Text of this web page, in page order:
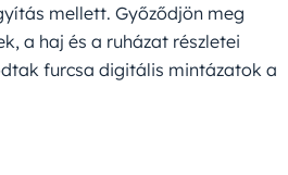
mellett. Győződjön meg
a haj és a ruházat részletei
furcsa digitális mintázatok a